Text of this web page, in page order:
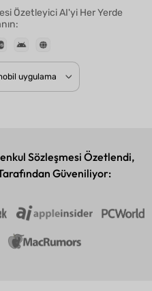
4.8
Özetleyici AI'yi Her
Sözleşmesi Özetlendi,
Güveniliyor: